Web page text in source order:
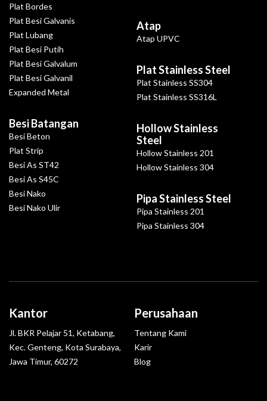
Plat Bordes
Plat Besi Galvanis
Plat Lubang
Plat Besi Putih
Plat Besi Galvalum
Plat Besi Galvanil
Expanded Metal
Besi Batangan
Besi Beton
Plat Strip
Besi As ST42
Besi As S45C
Besi Nako
Besi Nako Ulir
Atap
Atap UPVC
Plat Stainless Steel
Plat Stainless SS304
Plat Stainless SS316L
Hollow Stainless
Steel
Hollow Stainless 201
Hollow Stainless 304
Pipa Stainless Steel
Pipa Stainless 201
Pipa Stainless 304
Kantor
Jl. BKR Pelajar 51, Ketabang,
Kec. Genteng, Kota Surabaya,
Jawa Timur, 60272
Perusahaan
Tentang Kami
Karir
Blog